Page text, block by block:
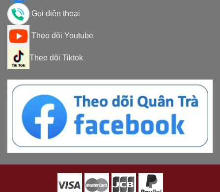
Gọi điện thoại
Theo dõi Youtube
Theo dõi Tiktok